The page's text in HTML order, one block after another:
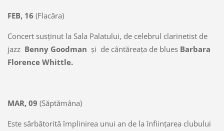
FEB, 16 (Flacăra)
Concert susţinut la Sala Palatului, de celebrul clarinetist de
jazz Benny Goodman şi de cântăreaţa de blues Barbara
Florence Whittle.
MAR, 09 (Săptămâna)
Este sărbătorită împlinirea unui an de la înfiinţarea clubului